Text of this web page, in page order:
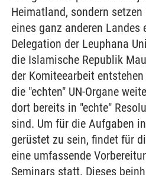
Heimatland, sondern
eines ganz anderen
Delegation der Leuphana
die Islamische Republik
der Komiteearbeit
die "echten" UN-Organe
dort bereits in "echte"
sind. Um für die Aufgaben
gerüstet zu sein, findet für
eine umfassende
Seminars statt. Dieses